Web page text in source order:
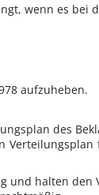
wenn es bei
aufzuheben.
des
und halten den